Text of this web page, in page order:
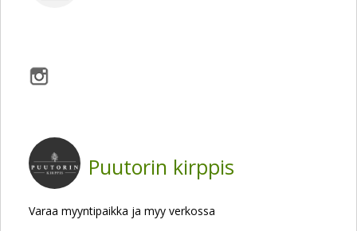
Puutorin kirppis
Varaa myyntipaikka ja myy verkossa